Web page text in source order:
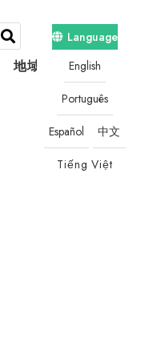
Language
English
Português
Español 中文
Tiếng Việt
地域連携・相談